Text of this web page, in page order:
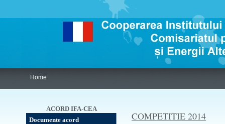
Home
COMPETITIE 2014
ACORD IFA-CEA
Documente acord